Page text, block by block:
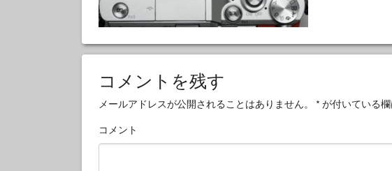
コメントを残す
メールアドレスが公開されることはありません。 * が付いている
コメント